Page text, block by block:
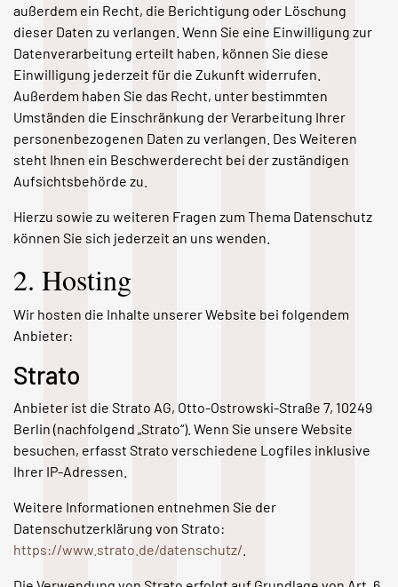
außerdem ein Recht, die Berichtigung oder Löschung
dieser Daten zu verlangen. Wenn Sie eine Einwilligung zur
Datenverarbeitung erteilt haben, können Sie diese
Einwilligung jederzeit für die Zukunft widerrufen.
Außerdem haben Sie das Recht, unter bestimmten
Umständen die Einschränkung der Verarbeitung Ihrer
personenbezogenen Daten zu verlangen. Des Weiteren
steht Ihnen ein Beschwerderecht bei der zuständigen
Aufsichtsbehörde zu.
Hierzu sowie zu weiteren Fragen zum Thema Datenschutz
können Sie sich jederzeit an uns wenden.
2. Hosting
Wir hosten die Inhalte unserer Website bei folgendem
Anbieter:
Strato
Anbieter ist die Strato AG, Otto-Ostrowski-Straße 7, 10249
Berlin (nachfolgend „Strato“). Wenn Sie unsere Website
besuchen, erfasst Strato verschiedene Logfiles inklusive
Ihrer IP-Adressen.
Weitere Informationen entnehmen Sie der
Datenschutzerklärung von Strato:
https://www.strato.de/datenschutz/